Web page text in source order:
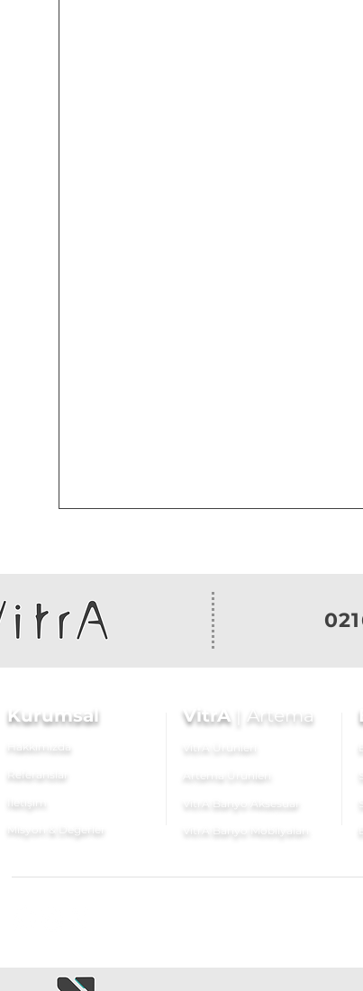
Kurumsal
Hakkımızda
Referanslar
İletişim
Misyon & Değerler
VitrA Artema
VitrA Ürünleri
Artema Ürünleri
VitrA Banyo Aksesuar
VitrA Banyo Mobilyaları